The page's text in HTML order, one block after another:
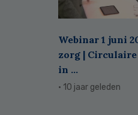
Webinar 1 juni
zorg |
in ...
· 10 jaar geleden